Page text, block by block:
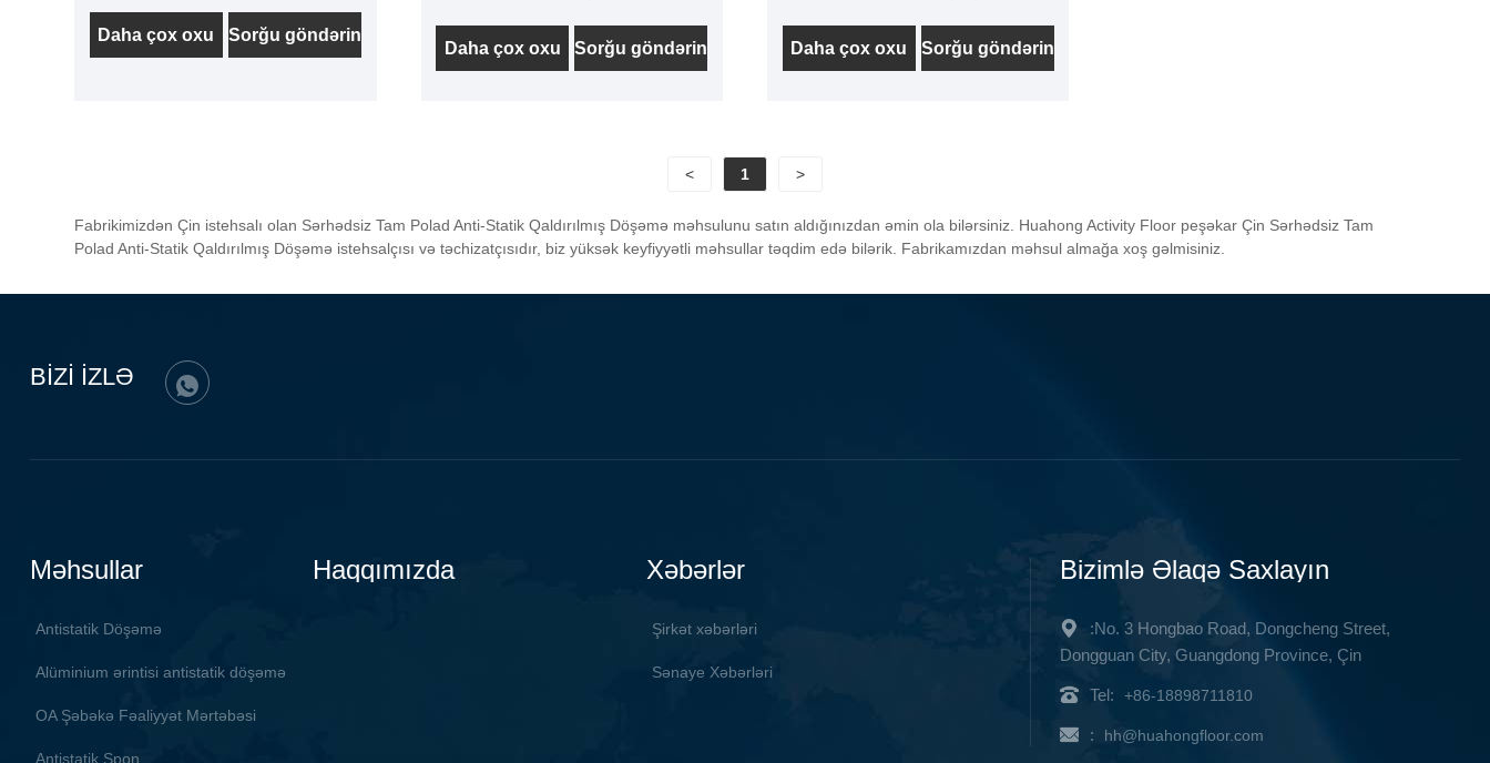
haddelenmiş polad lövhələrdən
hazırlanmışdır. Fosfatlamadan
kaplama ilə yapışdırılır və ətrafına
keçirici zolaqlar vurulur.
Daha çox oxu Sorğu göndərin
keyfiyyətli ərintili soyuq
haddelenmiş polad lövhələrindən
melamin örtük (HPL) və ya PVC
keçirici zolaqlar vurulur.
Daha çox oxu Sorğu göndərin
lövhədən hazırlanır. Şpon HP
difosforlu örtükdür, adətən
Daha çox oxu Sorğu göndərin
< 1 >
Fabrikimizdən Çin istehsalı olan Sərhədsiz Tam Polad Anti-Statik Qaldırılmış Döşəmə məhsulunu satın aldığınızdan əmin ola bilərsiniz. Huahong Activity Floor peşəkar Çin Sərhədsiz Tam
Polad Anti-Statik Qaldırılmış Döşəmə istehsalçısı və təchizatçısıdır, biz yüksək keyfiyyətli məhsullar təqdim edə bilərik. Fabrikamızdan məhsul almağa xoş gəlmisiniz.
BİZİ İZLƏ
Məhsullar
Antistatik Döşəmə
Alüminium ərintisi antistatik döşəmə
OA Şəbəkə Fəaliyyət Mərtəbəsi
Antistatik Şpon
Haqqımızda Xəbərlər
Şirkət xəbərləri
Sənaye Xəbərləri
Bizimlə Əlaqə Saxlayın
:No. 3 Hongbao Road, Dongcheng Street,
Dongguan City, Guangdong Province, Çin
Tel: +86-18898711810
: hh@huahongfloor.com